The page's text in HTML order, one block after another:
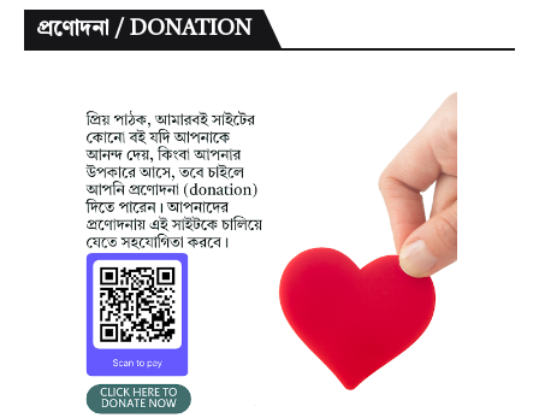
প্রণোদনা / DONATION